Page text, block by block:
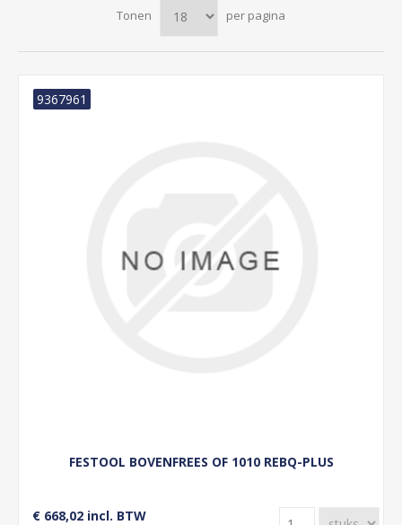
Tonen per pagina
FESTOOL BOVENFREES OF 1010 REBQ-PLUS
9367961
€ 668,02 incl. BTW